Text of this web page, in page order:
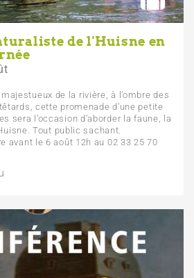
de l'Huisne en
de la rivière, à l’ombre des
cette promenade d’une petite
sera l’occasion d’aborder la faune, la
Tout public sachant.
avant le 6 août 12h au 02 33 25 70